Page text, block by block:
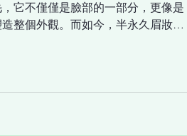
它不僅僅是臉部的一部分，更像是
整個外觀。而如今，半永久眉妝成
滿自信的挑眉，都是在告訴世界你
耗費時間在眉毛上而感到無奈，半永